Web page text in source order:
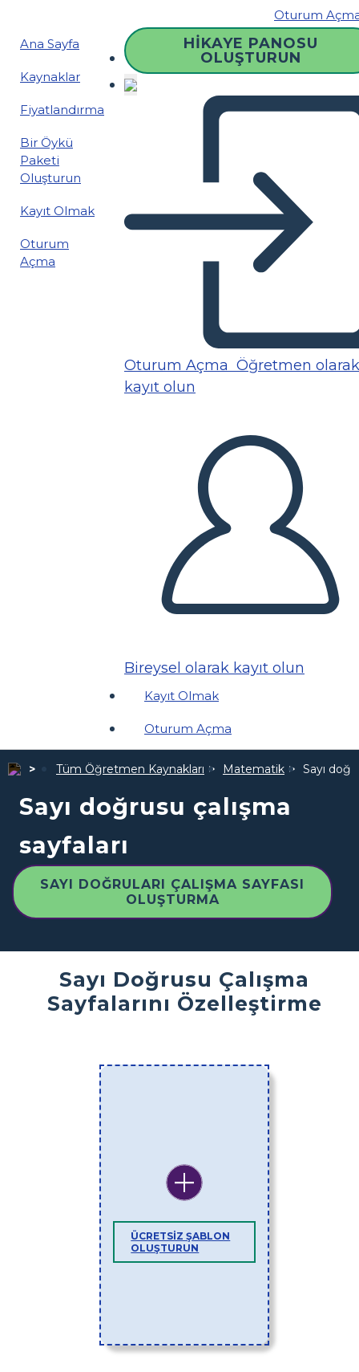
Oturum
Ana Sayfa
Kaynaklar
Fiyatlandırma
Bir Öykü
Paketi
Oluşturun
Kayıt Olmak
Oturum
Açma
HIKAYE PANOSU
OLUŞTURUN
Oturum Açma Öğretmen olarak
kayıt olun
Bireysel olarak kayıt olun
Kayıt Olmak
Oturum Açma
Tüm Öğretmen Kaynakları Matematik Sayı
Sayı doğrusu çalışma
sayfaları
SAYI DOĞRULARI ÇALIŞMA SAYFASI
OLUŞTURMA
Sayı Doğrusu Çalışma
Sayfalarını Özelleştirme
ÜCRETSIZ ŞABLON
OLUŞTURUN